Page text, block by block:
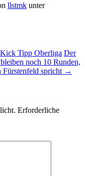
llstmk unter
Tipp Oberliga Der
noch 10 Runden,
spricht →
Erforderliche